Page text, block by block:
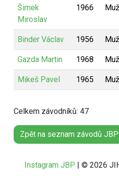
Šimek
Miroslav
1966
Binder Václav 1956
Gazda Martin 1968
Mikeš Pavel 1965
Celkem závodníků: 47
Zpět na seznam závodů JBP
Instagram JBP | © 2026